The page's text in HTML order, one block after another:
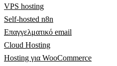
VPS hosting
Self-hosted n8n
Επαγγελματικό email
Cloud Hosting
Hosting για WooCommerce